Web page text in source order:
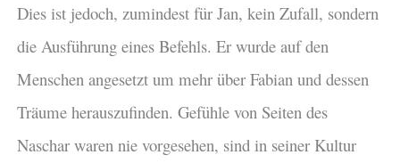
Dies ist jedoch, zumindest für Jan, kein Zufall, sondern
die Ausführung eines Befehls. Er wurde auf den
Menschen angesetzt um mehr über Fabian und dessen
Träume herauszufinden. Gefühle von Seiten des
Naschar waren nie vorgesehen, sind in seiner Kultur